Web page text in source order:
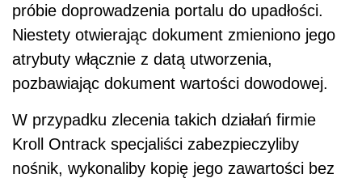
próbie doprowadzenia portalu do upadłości.
Niestety otwierając dokument zmieniono jego
atrybuty włącznie z datą utworzenia,
pozbawiając dokument wartości dowodowej.
W przypadku zlecenia takich działań firmie
Kroll Ontrack specjaliści zabezpieczyliby
nośnik, wykonaliby kopię jego zawartości bez